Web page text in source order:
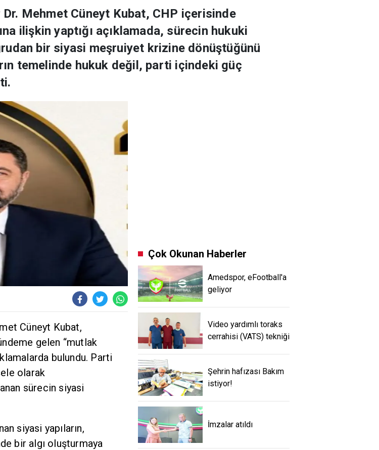
Mehmet Cüneyt Kubat, CHP içerisinde
ilişkin yaptığı açıklamada, sürecin hukuki
bir siyasi meşruiyet krizine dönüştüğünü
temelinde hukuk değil, parti içindeki güç
Cüneyt Kubat,
gelen “mutlak
bulundu. Parti
olarak
sürecin siyasi
siyasi yapıların,
bir algı oluşturmaya
Çok Okunan Haberler
Amedspor, eFootball'a
geliyor
Video yardımlı toraks
cerrahisi (VATS) tekniği
Şehrin hafızası Bakım
istiyor!
İmzalar atıldı